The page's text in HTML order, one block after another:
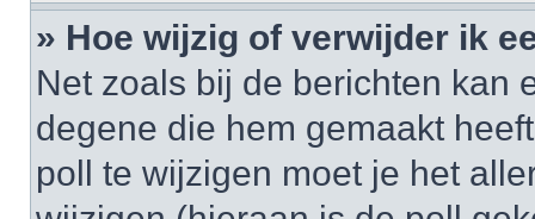
» Hoe wijzig of verwijder ik
Net zoals bij de berichten kan
degene die hem gemaakt
poll te wijzigen moet je het